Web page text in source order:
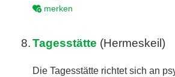
merken
8. Tagesstätte (Hermeskeil)
Die Tagesstätte richtet sich an